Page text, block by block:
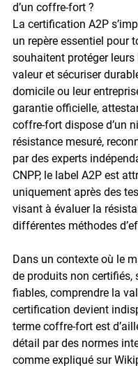
d’un coffre-fort ?
La certification A2P
un repère essentiel pour
souhaitent protéger leurs
valeur et sécuriser
domicile ou leur
garantie officielle,
coffre-fort dispose d’un
résistance mesuré,
par des experts
CNPP, le label A2P est
uniquement après des
visant à évaluer la
différentes méthodes
Dans un contexte où le
de produits non certifiés,
fiables, comprendre la
certification devient
terme coffre-fort est
détail par des normes
comme expliqué sur